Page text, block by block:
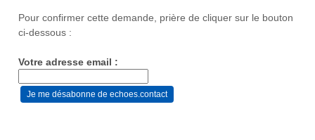
Pour confirmer cette demande, prière de cliquer sur le bouton
ci-dessous :
Votre adresse email :